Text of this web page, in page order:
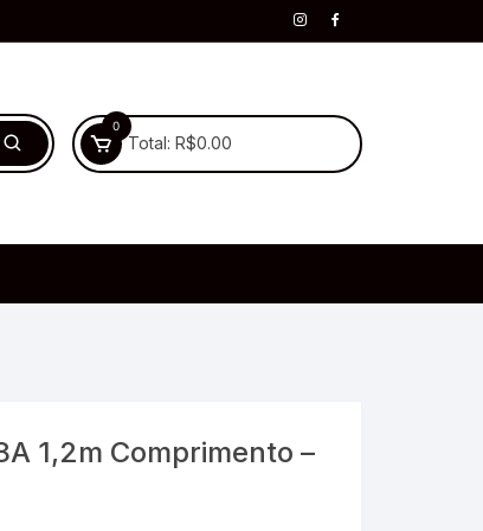
0
Total: R$0.00
1,2m Comprimento –